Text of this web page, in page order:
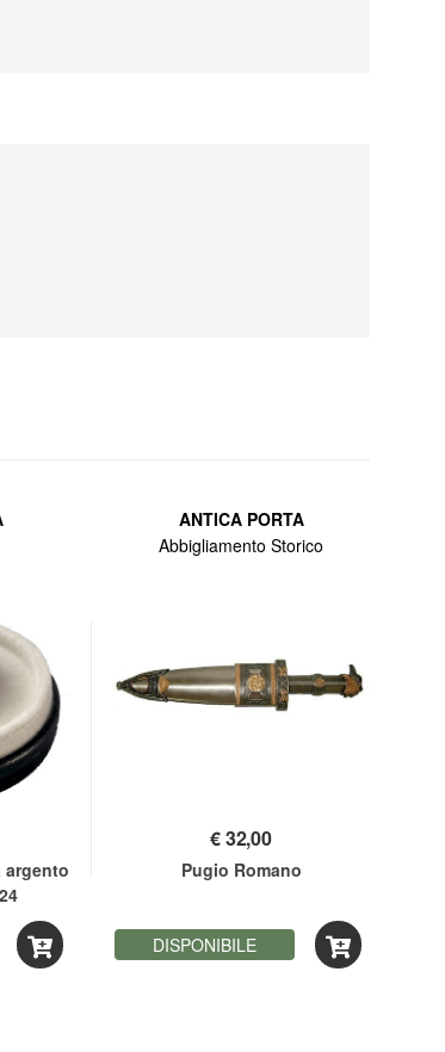
argento
ANTICA PORTA
Abbigliamento Storico
€32,00
Pugio Romano
DISPONIBILE